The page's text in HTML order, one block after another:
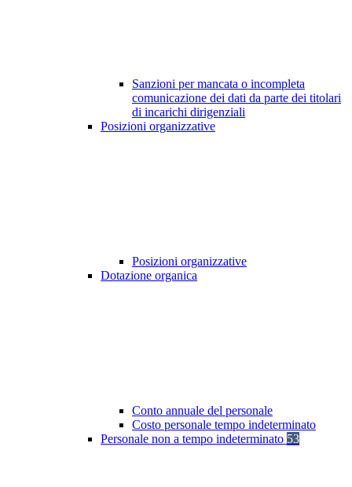
Sanzioni per mancata o incompleta
comunicazione dei dati da parte dei titolari
di incarichi dirigenziali
Posizioni organizzative
Posizioni organizzative
Dotazione organica
Conto annuale del personale
Costo personale tempo indeterminato
Personale non a tempo indeterminato 53